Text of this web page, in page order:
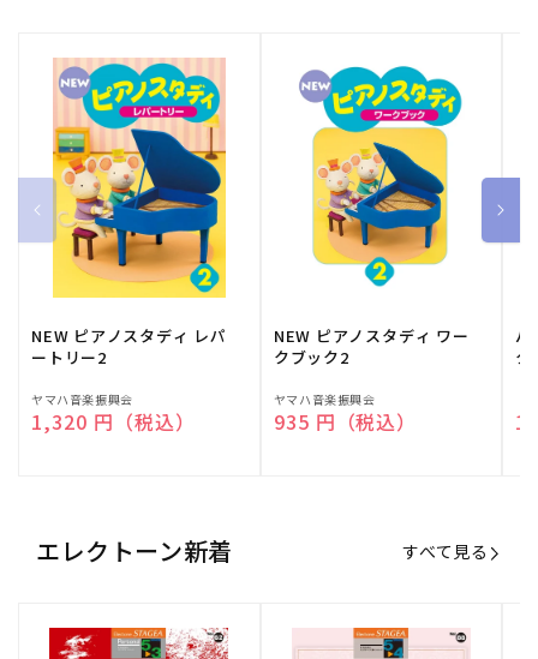
NEW ピアノスタディ レパ
ートリー2
販
売
ヤマハ音楽振興会
通常価格
1,320 円（税込）
NEW ピアノスタディ ワー
クブック2
販
売
ヤマハ音楽振興会
通常価格
935 円（税込）
バ
ク
売
エレクトーン新着 すべて見る